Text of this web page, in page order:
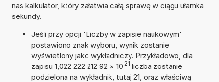
nas kalkulator, który załatwia całą sprawę w ciągu ułamka
sekundy.
Jeśli przy opcji 'Liczby w zapisie naukowym'
postawiono znak wyboru, wynik zostanie
wyświetlony jako wykładniczy. Przykładowo, dla
zapisu 1,022 222 212 92 × 10 21 liczba zostanie
podzielona na wykładnik, tutaj 21, oraz właściwą